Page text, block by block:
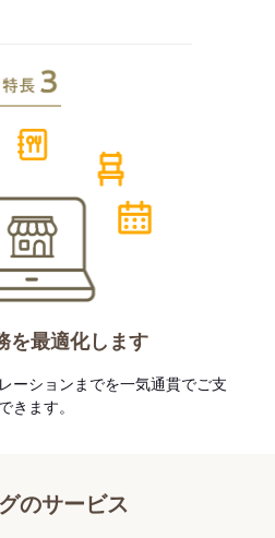
を最適化します
ーションまでを一気通貫でご支
きます。
のサービス